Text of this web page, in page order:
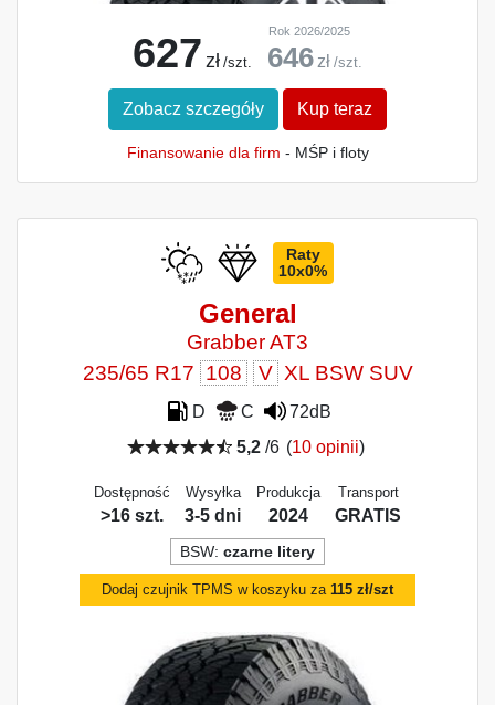
627 zł /szt.
Rok 2026/2025
646 zł /szt.
Zobacz szczegóły Kup teraz
Finansowanie dla firm - MŚP i floty
Raty
10x0%
General
Grabber AT3
235/65 R17 108 V XL BSW SUV
D C
72dB
5,2/6 (10 opinii)
Dostępność
>16 szt.
Wysyłka
3-5 dni
Produkcja
2024
Transport
GRATIS
BSW: czarne litery
Dodaj czujnik TPMS w koszyku za 115 zł/szt